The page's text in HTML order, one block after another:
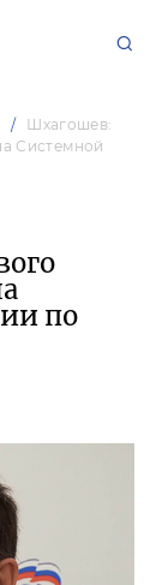
Шхагошев:
Системной
по